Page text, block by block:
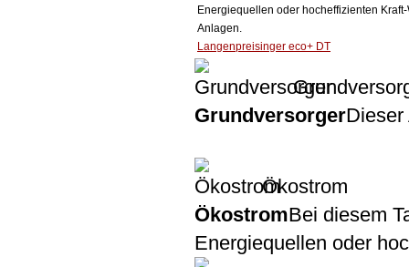
Energiequellen oder hocheffizienten
Anlagen.
Langenpreisinger eco+ DT
GrundversorgerDieser
Ökostrom
ÖkostromBei diesem
Energiequellen oder